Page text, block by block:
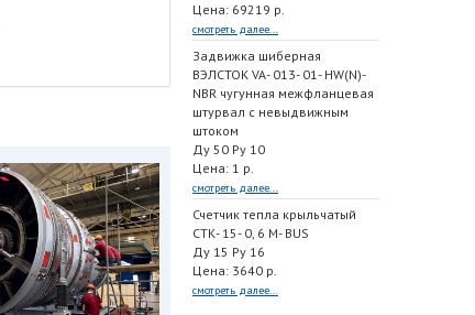
Цена: 69219 р.
смотреть далее...
Задвижка шиберная
ВЭЛСТОК VA- 013- 01- HW(N)-
NBR чугунная межфланцевая
штурвал с невыдвижным
штоком
Ду 50 Ру 10
Цена: 1 р.
смотреть далее...
Счетчик тепла крыльчатый
СТК- 15- 0, 6 M- BUS
Ду 15 Ру 16
Цена: 3640 р.
смотреть далее...